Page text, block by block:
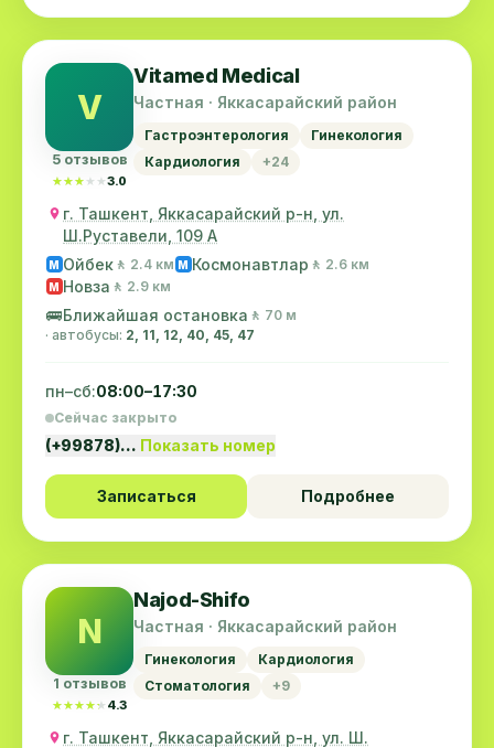
V
5 отзывов
★★★★★
★★★★★3.0
Vitamed Medical
Частная · Яккасарайский район
Гастроэнтерология
Гинекология
Кардиология
+24
г. Ташкент, Яккасарайский р-н, ул.
Ш.Руставели, 109 А
M Ойбек 🚶 2.4 км M Космонавтлар 🚶 2.6 км
M Новза 🚶 2.9 км
🚌Ближайшая остановка 🚶 70 м
· автобусы: 2, 11, 12, 40, 45, 47
пн–сб:08:00–17:30
Сейчас закрыто
(+99878)… Показать номер
Записаться Подробнее
N
1 отзывов
★★★★★
★★★★★ 4.3
Najod-Shifo
Частная · Яккасарайский район
Гинекология
Кардиология
Стоматология
+9
г. Ташкент, Яккасарайский р-н, ул. Ш.